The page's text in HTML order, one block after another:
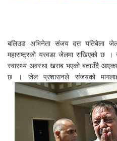
बलिउड अभिनेता संजय दत्त यतिबेला
महाराष्ट्रको यरवडा जेलमा राखिएको
स्वास्थ्य अवस्था खराब भएको बताउँदै
छ । जेल प्रशासनले संजयको मागलाई